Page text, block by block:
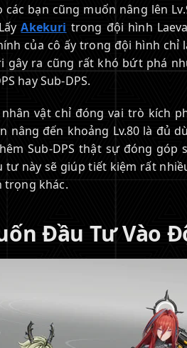
bạn cũng muốn nâng lên
Akekuri trong đội hình
của cô ấy trong đội hình chỉ
gây ra cũng rất khó bứt phá
hay Sub-DPS.
vật chỉ đóng vai trò kích
nâng đến khoảng Lv.80 là đủ
Sub-DPS thật sự đóng
tư này sẽ giúp tiết kiệm rất
trọng khác.
Đầu Tư Vào